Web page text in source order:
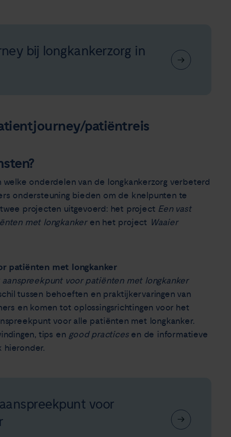
bij longkankerzorg in
patiëntreis
onderdelen van de longkankerzorg verbeterd
ondersteuning bieden om de knelpunten te
projecten uitgevoerd: het project Een vast
met longkankeren het project Waaier
patiënten met longkanker
aanspreekpunt voor patiënten met longkanker
tussen behoeften en praktijkervaringen van
en komen tot oplossingsrichtingen voor het
voor alle patiënten met longkanker.
tips en good practicesen de informatieve
hieronder.
voor